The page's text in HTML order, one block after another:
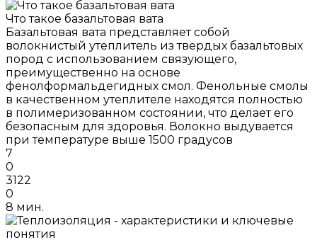
Что такое базальтовая вата
Базальтовая вата представляет собой
волокнистый утеплитель из твердых базальтовых
пород с использованием связующего,
преимущественно на основе
фенолформальдегидных смол. Фенольные смолы
в качественном утеплителе находятся полностью
в полимеризованном состоянии, что делает его
безопасным для здоровья. Волокно выдувается
при температуре выше 1500 градусов
7
0
3122
0
8 мин.